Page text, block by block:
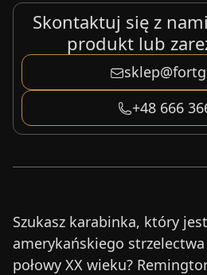
Skontaktuj się z
produkt lub
+48 666
Szukasz karabinka, który
amerykańskiego
połowy XX wieku?